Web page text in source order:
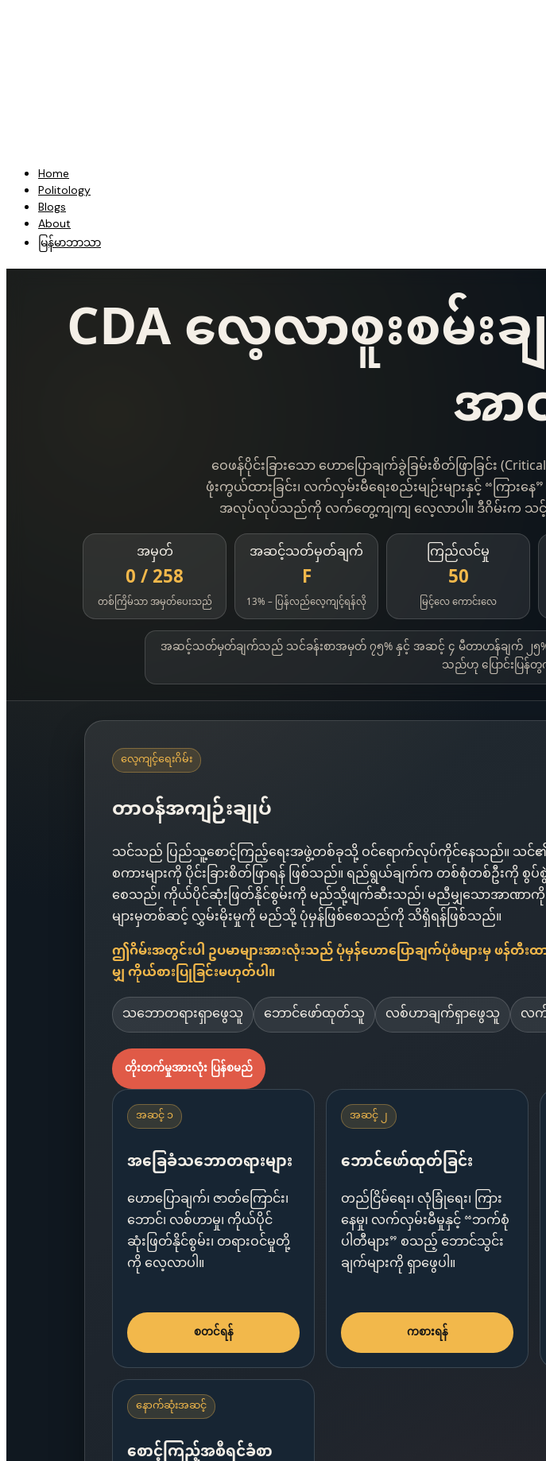
Home
Politology
Blogs
About
မြန်မာဘာသာ